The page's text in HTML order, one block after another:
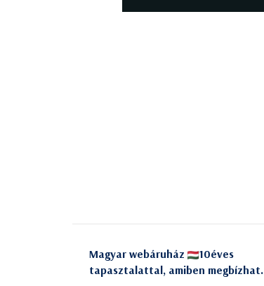
Magyar webáruház
10éves
tapasztalattal, amiben megbízhat.